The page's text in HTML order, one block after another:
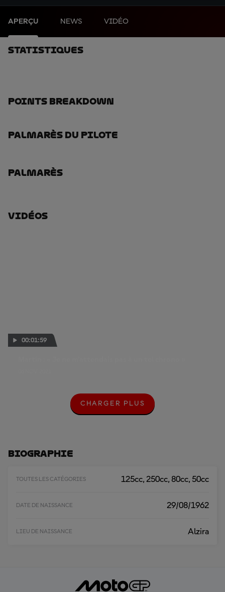
APERÇU NEWS VIDÉO
Statistiques
Points Breakdown
Palmarès Du Pilote
Palmarès
Vidéos
00:01:59
C
H
CHARGER PLUS
Biographie
TOUTES LES CATÉGORIES 125cc, 250cc, 80cc, 50cc
DATE DE NAISSANCE 29/08/1962
LIEU DE NAISSANCE Alzira